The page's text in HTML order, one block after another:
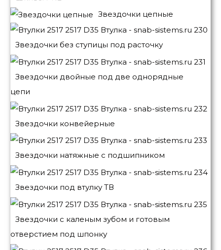
Звездочки цепные
Звездочки без ступицы под расточку
Звездочки двойные под две однорядные
цепи
Звездочки конвейерные
Звездочки натяжные с подшипником
Звездочки под втулку ТВ
Звездочки с каленым зубом и готовым
отверстием под шпонку